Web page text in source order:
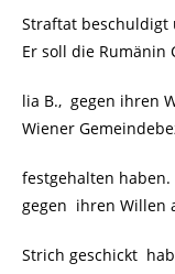
Straftat beschuldigt
Er soll die Rumänin
lia B., gegen ihren
Wiener
festgehalten
gegen ihren Willen
Strich geschickt